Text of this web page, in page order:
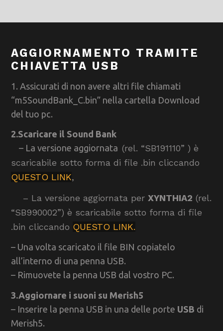
AGGIORNAMENTO TRAMITE
CHIAVETTA USB
1. Assicurati di non avere altri file chiamati
“m5SoundBank_C.bin” nella cartella Download
del tuo pc.
2.Scaricare il Sound Bank
– La versione aggiornata(rel. “SB191110”) è
scaricabile sotto forma di file .bin cliccando
QUESTO LINK,
– La versione aggiornata perXYNTHIA2 (rel.
“SB990002”) è scaricabile sotto forma di file
.bin cliccando QUESTO LINK.
– Una volta scaricato il file BIN copiatelo
all’interno di una penna USB.
– Rimuovete la penna USB dal vostro PC.
3.Aggiornare i suoni su Merish5
– Inserire la penna USB in una delle porte USB di
Merish5.